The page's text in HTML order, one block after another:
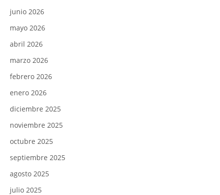
junio 2026
mayo 2026
abril 2026
marzo 2026
febrero 2026
enero 2026
diciembre 2025
noviembre 2025
octubre 2025
septiembre 2025
agosto 2025
julio 2025